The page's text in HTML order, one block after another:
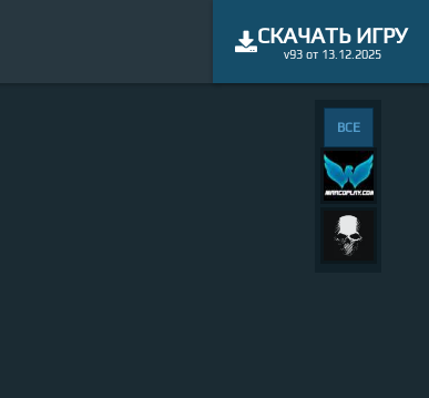
СКАЧАТЬ ИГРУ
v93 от 13.12.2025
ВСЕ